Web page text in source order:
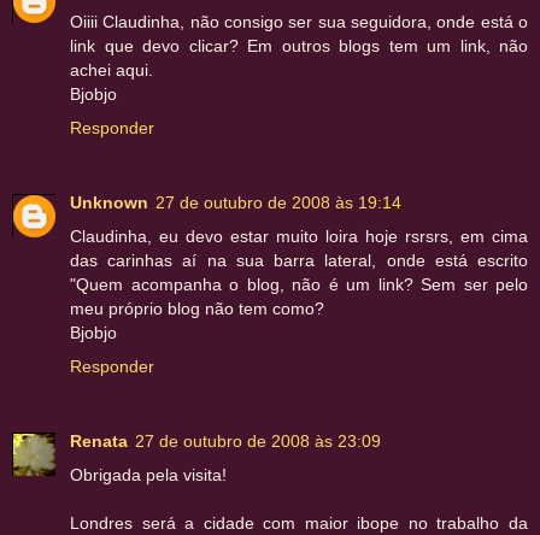
Oiiii Claudinha, não consigo ser sua seguidora, onde está o
link que devo clicar? Em outros blogs tem um link, não
achei aqui.
Bjobjo
Responder
Unknown 27 de outubro de 2008 às 19:14
Claudinha, eu devo estar muito loira hoje rsrsrs, em cima
das carinhas aí na sua barra lateral, onde está escrito
"Quem acompanha o blog, não é um link? Sem ser pelo
meu próprio blog não tem como?
Bjobjo
Responder
Renata 27 de outubro de 2008 às 23:09
Obrigada pela visita!
Londres será a cidade com maior ibope no trabalho da